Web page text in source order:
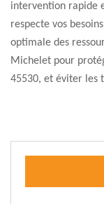
intervention rapide
respecte vos
optimale des
Michelet pour
45530, et éviter les